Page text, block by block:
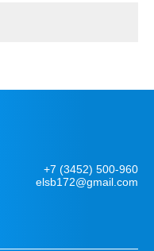
+7 (3452) 500-960
elsb172@gmail.com